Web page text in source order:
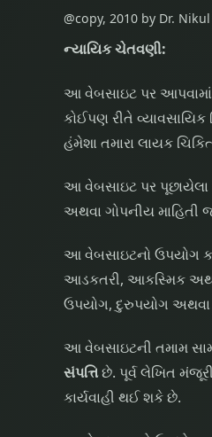
@copy, 2010 by Dr.
ન્યાયિક ચેતવણી:
આ વેબસાઇટ પર આપવામાં
કોઈપણ રીતે
હંમેશા તમારા લાયક
આ વેબસાઇટ પર પૂછાયેલા
અથવા ગોપનીય માહિતી
આ વેબસાઇટનો ઉપયોગ
આડકતરી, આકસ્મિક
ઉપયોગ, દુરુપયોગ અથવા
આ વેબસાઇટની તમામ
સંપત્તિછે. પૂર્વ લેખિત
કાર્યવાહી થઈ શકે છે.